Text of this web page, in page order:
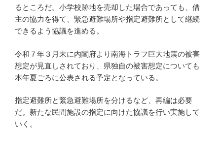
るところだ。小学校跡地を売却した場合であっても、借
主の協力を得て、緊急避難場所や指定避難所として継続
できるよう協議を進める。
令和７年３月末に内閣府より南海トラフ巨大地震の被害
想定が見直しされており、県独自の被害想定についても
本年夏ごろに公表される予定となっている。
指定避難所と緊急避難場所を分けるなど、再編は必要
だ。新たな民間施設の指定に向けた協議を行い実施して
いく。